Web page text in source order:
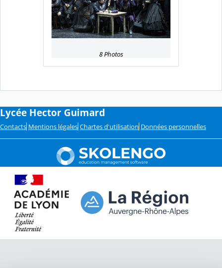
8 Photos
Lycée Hector Guimard
Contacts Mentions légales Chartes d'utilisation Données personnelles